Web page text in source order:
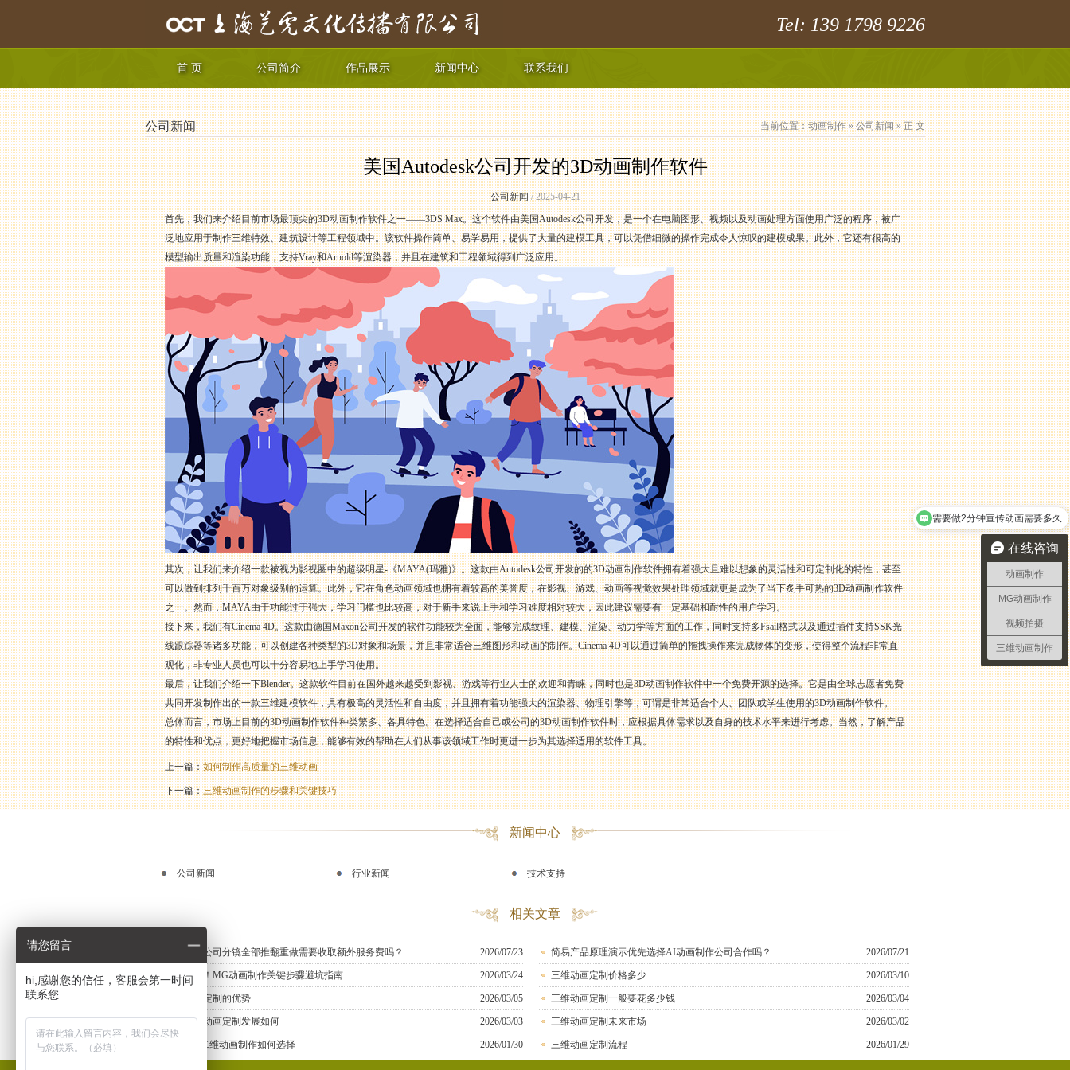
Tel: 139 1798 9226
首 页 公司简介 作品展示 新闻中心 联系我们
当前位置：动画制作»公司新闻» 正 文
公司新闻
美国Autodesk公司开发的3D动画制作软件
公司新闻/ 2025-04-21
首先，我们来介绍目前市场最顶尖的3D动画制作软件之一——3DS Max。这个软件由美国Autodesk公司开发，是一个在电脑图形、视频以及动画处理方面使用广泛的程序，被广
泛地应用于制作三维特效、建筑设计等工程领域中。该软件操作简单、易学易用，提供了大量的建模工具，可以凭借细微的操作完成令人惊叹的建模成果。此外，它还有很高的
模型输出质量和渲染功能，支持Vray和Arnold等渲染器，并且在建筑和工程领域得到广泛应用。
其次，让我们来介绍一款被视为影视圈中的超级明星-《MAYA(玛雅)》。这款由Autodesk公司开发的的3D动画制作软件拥有着强大且难以想象的灵活性和可定制化的特性，甚至
可以做到排列千百万对象级别的运算。此外，它在角色动画领域也拥有着较高的美誉度，在影视、游戏、动画等视觉效果处理领域就更是成为了当下炙手可热的3D动画制作软件
之一。然而，MAYA由于功能过于强大，学习门槛也比较高，对于新手来说上手和学习难度相对较大，因此建议需要有一定基础和耐性的用户学习。
接下来，我们有Cinema 4D。这款由德国Maxon公司开发的软件功能较为全面，能够完成纹理、建模、渲染、动力学等方面的工作，同时支持多Fsail格式以及通过插件支持SSK光
线跟踪器等诸多功能，可以创建各种类型的3D对象和场景，并且非常适合三维图形和动画的制作。Cinema 4D可以通过简单的拖拽操作来完成物体的变形，使得整个流程非常直
观化，非专业人员也可以十分容易地上手学习使用。
最后，让我们介绍一下Blender。这款软件目前在国外越来越受到影视、游戏等行业人士的欢迎和青睐，同时也是3D动画制作软件中一个免费开源的选择。它是由全球志愿者免费
共同开发制作出的一款三维建模软件，具有极高的灵活性和自由度，并且拥有着功能强大的渲染器、物理引擎等，可谓是非常适合个人、团队或学生使用的3D动画制作软件。
总体而言，市场上目前的3D动画制作软件种类繁多、各具特色。在选择适合自己或公司的3D动画制作软件时，应根据具体需求以及自身的技术水平来进行考虑。当然，了解产品
的特性和优点，更好地把握市场信息，能够有效的帮助在人们从事该领域工作时更进一步为其选择适用的软件工具。
上一篇：如何制作高质量的三维动画
下一篇：三维动画制作的步骤和关键技巧
新闻中心
公司新闻 行业新闻 技术支持
相关文章
动画制作公司分镜全部推翻重做需要收取额外服务费吗？ 2026/07/23 简易产品原理演示优先选择AI动画制作公司合作吗？ 2026/07/21
新手必知！MG动画制作关键步骤避坑指南 2026/03/24 三维动画定制价格多少 2026/03/10
三维动画定制的优势 2026/03/05 三维动画定制一般要花多少钱 2026/03/04
上海三维动画定制发展如何 2026/03/03 三维动画定制未来市场 2026/03/02
专业MG二维动画制作如何选择 2026/01/30 三维动画定制流程 2026/01/29
在线咨询
动画制作
MG动画制作
视频拍摄
三维动画制作
需要做2分钟宣传动画需要多久
请您留言
hi,感谢您的信任，客服会第一时间
联系您